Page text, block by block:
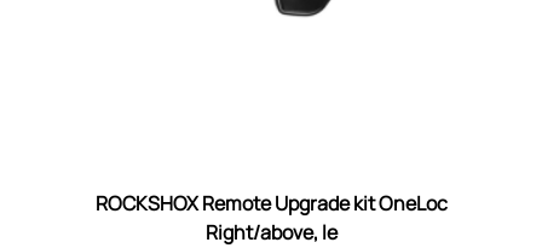
ROCKSHOX Remote Upgrade kit OneLoc
Right/above, le